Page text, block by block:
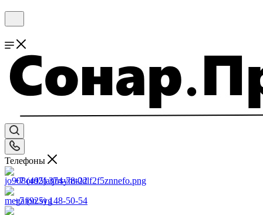
Телефоны
+7 (495) 374-78-22
+7 (925) 148-50-54